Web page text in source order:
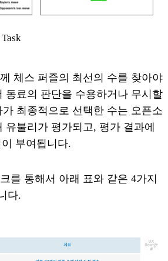
체스 퍼즐의 최선의 수를 찾아야
동료의 판단을 수용하거나 무시할
최종적으로 선택한 수는 오픈소
유불리가 평가되고, 평가 결과에
부여됩니다.
를 통해서 아래 표와 같은 4가지
다.